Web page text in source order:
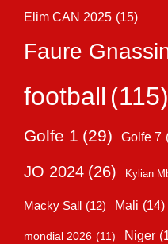
Elim CAN 2025 (15)
Faure
football (115)
Golfe 1 (29) Golfe 7
JO 2024 (26) Kylian
Macky Sall (12) Mali (14)
mondial 2026 (11) Niger